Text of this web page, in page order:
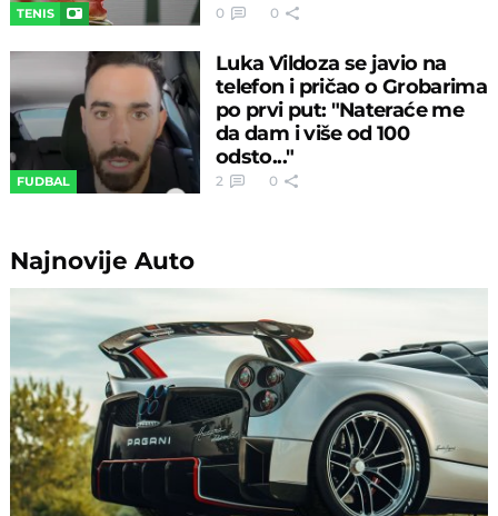
TENIS 0 0
FUDBAL
Luka Vildoza se javio na
telefon i pričao o Grobarima
po prvi put: "Nateraće me
da dam i više od 100
odsto..."
2 0
NajnovijeAuto